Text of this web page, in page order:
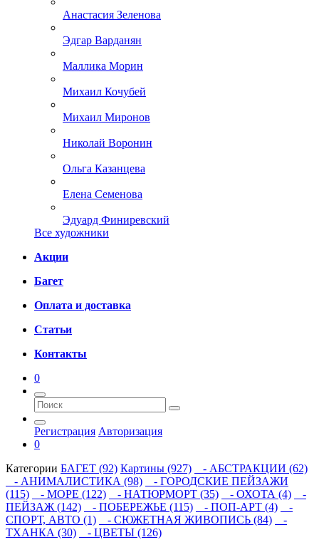
Анастасия Зеленова
Эдгар Варданян
Маллика Морин
Михаил Кочубей
Михаил Миронов
Николай Воронин
Ольга Казанцева
Елена Семенова
Эдуард Финиревский
Все художники
Акции
Багет
Оплата и доставка
Статьи
Контакты
0
Регистрация Авторизация
0
Категории БАГЕТ (92) Картины (927)
- АБСТРАКЦИИ (62)
- АНИМАЛИСТИКА (98)
- ГОРОДСКИЕ ПЕЙЗАЖИ
(115)
- МОРЕ (122) - НАТЮРМОРТ (35) - ОХОТА (4)
-
ПЕЙЗАЖ (142)
- ПОБЕРЕЖЬЕ (115) - ПОП-АРТ (4)
-
СПОРТ, АВТО (1)
- СЮЖЕТНАЯ ЖИВОПИСЬ (84)
-
ТХАНКА (30)
- ЦВЕТЫ (126)